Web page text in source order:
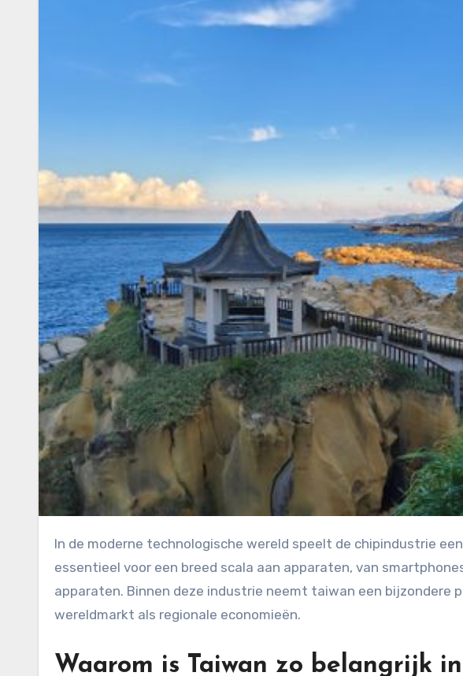
In de moderne technologische wereld speelt de chipindustrie een cruciale rol. Chips, of halfgeleiders, zijn
essentieel voor een breed scala aan apparaten, van
apparaten. Binnen deze industrie neemt taiwan een bijzondere
wereldmarkt als regionale economieën.
Waarom is Taiwan zo belangrijk